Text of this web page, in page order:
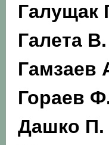
Галущак
Галета В.
Гамзаев
Гораев
Дашко П.